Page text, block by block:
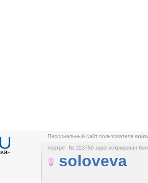
Персональный сайт пользователя
портрет № 223750 зарегистрирован
soloveva